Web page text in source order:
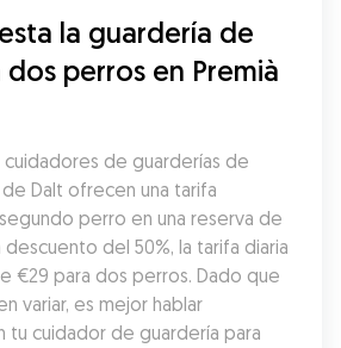
la guardería de
perros en Premià
cuidadores de guarderías de
Dalt ofrecen una tarifa
perro en una reserva de
descuento del 50%, la tarifa diaria
€29 para dos perros. Dado que
variar, es mejor hablar
tu cuidador de guardería para